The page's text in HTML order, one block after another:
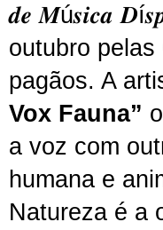
𝒅𝒆 𝑴ú𝒔𝒊𝒄𝒂
outubro pelas
pagãos. A
Vox Fauna”
a voz com
humana e
Natureza é a